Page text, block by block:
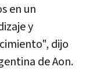
en un
y
dijo
de Aon.